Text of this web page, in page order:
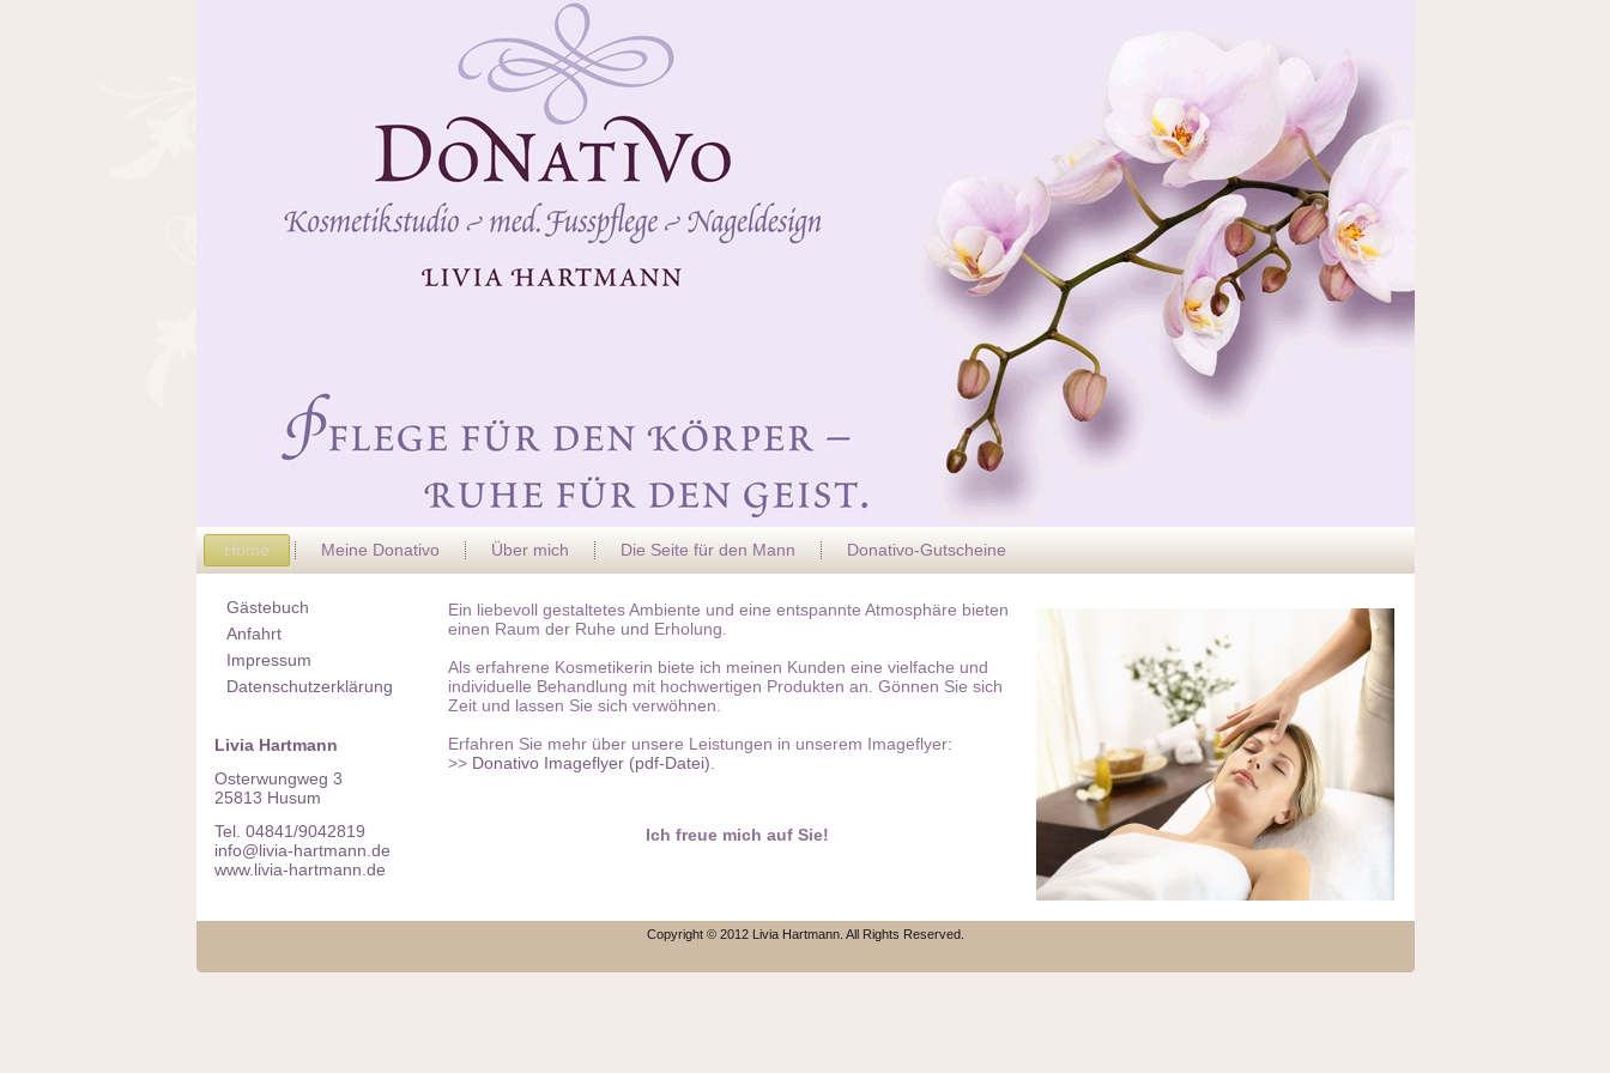
Home Meine Donativo Über mich Die Seite für den Mann Donativo-Gutscheine
Gästebuch
Anfahrt
Impressum
Datenschutzerklärung
Livia Hartmann
Osterwungweg 3
25813 Husum
Tel. 04841/9042819
info@livia-hartmann.de
www.livia-hartmann.de
Ein liebevoll gestaltetes Ambiente und eine entspannte Atmosphäre bieten
einen Raum der Ruhe und Erholung.
Als erfahrene Kosmetikerin biete ich meinen Kunden eine vielfache und
individuelle Behandlung mit hochwertigen Produkten an. Gönnen Sie sich
Zeit und lassen Sie sich verwöhnen.
Erfahren Sie mehr über unsere Leistungen in unserem Imageflyer:
>>Donativo Imageflyer (pdf-Datei)
Ich freue mich auf Sie!
Copyright © 2012 Livia Hartmann. All Rights Reserved.